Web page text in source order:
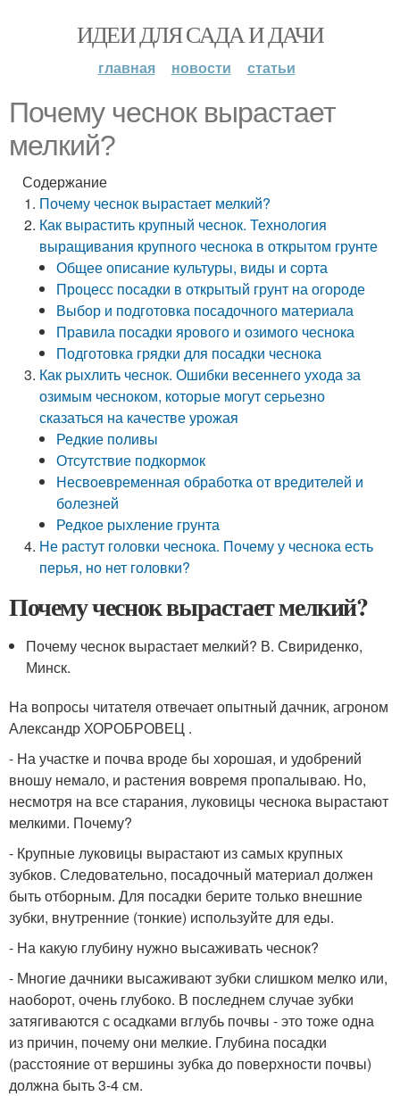
ИДЕИ ДЛЯ САДА И ДАЧИ
главная новости статьи
Почему чеснок вырастает
мелкий?
Содержание
Почему чеснок вырастает мелкий?
Как вырастить крупный чеснок. Технология
выращивания крупного чеснока в открытом грунте
Общее описание культуры, виды и сорта
Процесс посадки в открытый грунт на огороде
Выбор и подготовка посадочного материала
Правила посадки ярового и озимого чеснока
Подготовка грядки для посадки чеснока
Как рыхлить чеснок. Ошибки весеннего ухода за
озимым чесноком, которые могут серьезно
сказаться на качестве урожая
Редкие поливы
Отсутствие подкормок
Несвоевременная обработка от вредителей и
болезней
Редкое рыхление грунта
Не растут головки чеснока. Почему у чеснока есть
перья, но нет головки?
Почему чеснок вырастает мелкий?
Почему чеснок вырастает мелкий? В. Свириденко,
Минск.
На вопросы читателя отвечает опытный дачник, агроном
Александр ХОРОБРОВЕЦ .
- На участке и почва вроде бы хорошая, и удобрений
вношу немало, и растения вовремя пропалываю. Но,
несмотря на все старания, луковицы чеснока вырастают
мелкими. Почему?
- Крупные луковицы вырастают из самых крупных
зубков. Следовательно, посадочный материал должен
быть отборным. Для посадки берите только внешние
зубки, внутренние (тонкие) используйте для еды.
- На какую глубину нужно высаживать чеснок?
- Многие дачники высаживают зубки слишком мелко или,
наоборот, очень глубоко. В последнем случае зубки
затягиваются с осадками вглубь почвы - это тоже одна
из причин, почему они мелкие. Глубина посадки
(расстояние от вершины зубка до поверхности почвы)
должна быть 3-4 см.